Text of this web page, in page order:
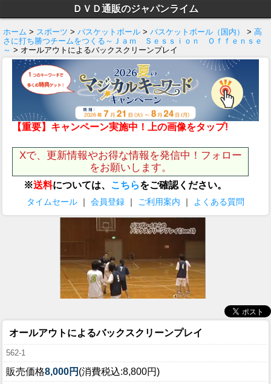
ＤＶＤ通販のジャパンライム
ホーム > スポーツ > バスケットボール > バスケットボール（国内） > 高
さに打ち勝つチームをつくる～Ｊａｍ Ｓｅｓｓｉｏｎ Ｏｆｆｅｎｓｅ
～ > オールアウトによるバックスクリーンプレイ
【重要】キャンペーン実施中！上の画像をタップ!
Xで、更新情報やお得な情報を発信中！フォロー
をお願いします。
※送料については、 こちらをご確認ください。
タイムセール ｜ 会員登録 ｜ ご利用案内 ｜ よくある質問
オールアウトによるバックスクリーンプレイ
562-1
販売価格8,000円 (消費税込:8,800円)